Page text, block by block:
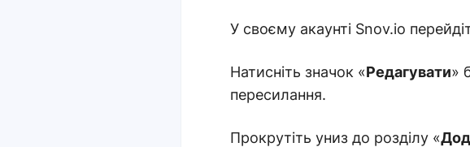
У своєму акаунті Snov.io
Натисніть значок «Редагувати»
пересилання.
Прокрутіть униз до розділу «